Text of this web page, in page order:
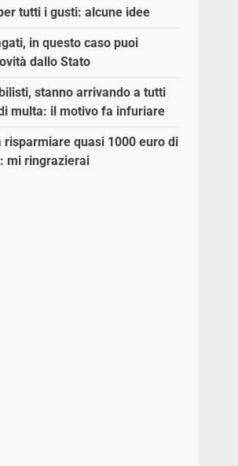
tutti i gusti: alcune idee
in questo caso puoi
dallo Stato
stanno arrivando a tutti
multa: il motivo fa infuriare
risparmiare quasi 1000 euro di
mi ringrazierai